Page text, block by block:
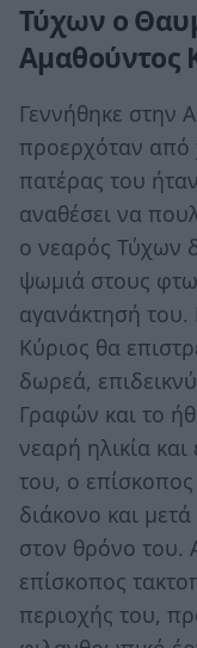
Τύχων ο
Αμαθούντος
Γεννήθηκε στην
προερχόταν από
πατέρας του
αναθέσει να
ο νεαρός Τύχων
ψωμιά στους
αγανάκτησή του.
Κύριος θα
δωρεά,
Γραφών και το
νεαρή ηλικία και
του, ο επίσκοπος
διάκονο και
στον θρόνο του.
επίσκοπος
περιοχής του,